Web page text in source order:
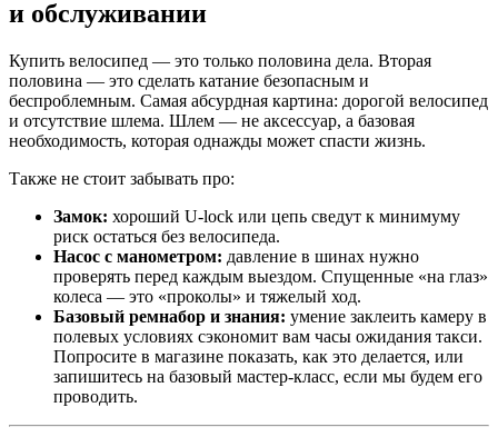
и обслуживании
Купить велосипед — это только половина дела. Вторая
половина — это сделать катание безопасным и
беспроблемным. Самая абсурдная картина: дорогой велосипед
и отсутствие шлема. Шлем — не аксессуар, а базовая
необходимость, которая однажды может спасти жизнь.
Также не стоит забывать про:
Замок: хороший U-lock или цепь сведут к минимуму
риск остаться без велосипеда.
Насос с манометром: давление в шинах нужно
проверять перед каждым выездом. Спущенные «на глаз»
колеса — это «проколы» и тяжелый ход.
Базовый ремнабор и знания: умение заклеить камеру в
полевых условиях сэкономит вам часы ожидания такси.
Попросите в магазине показать, как это делается, или
запишитесь на базовый мастер-класс, если мы будем его
проводить.